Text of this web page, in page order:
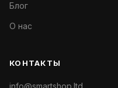
Блог
О нас
КОНТАКТЫ